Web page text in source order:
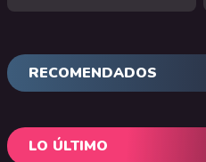
RECOMENDADOS
LO ÚLTIMO